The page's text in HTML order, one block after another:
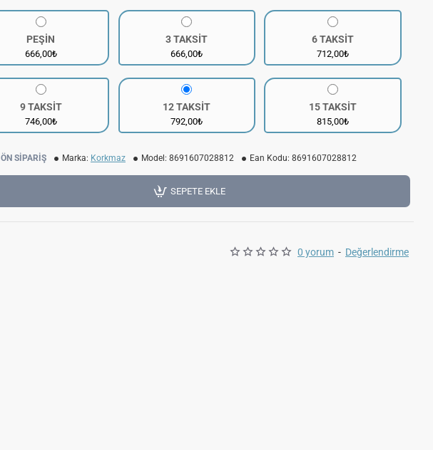
0 yorum - Değerlendirme
PEŞİN
666,00₺
3 TAKSİT
666,00₺
6 TAKSİT
712,00₺
9 TAKSİT
746,00₺
12 TAKSİT
792,00₺
15 TAKSİT
815,00₺
ÖN SIPARIŞ Marka: Korkmaz Model: 8691607028812 Ean Kodu: 8691607028812
SEPETE EKLE